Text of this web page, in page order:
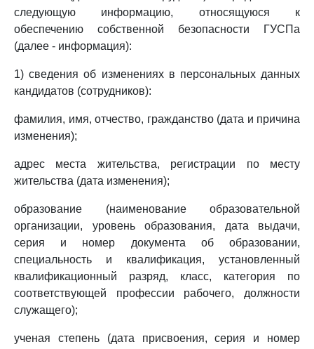
следующую информацию, относящуюся к
обеспечению собственной безопасности ГУСПа
(далее - информация):
1) сведения об изменениях в персональных данных
кандидатов (сотрудников):
фамилия, имя, отчество, гражданство (дата и причина
изменения);
адрес места жительства, регистрации по месту
жительства (дата изменения);
образование (наименование образовательной
организации, уровень образования, дата выдачи,
серия и номер документа об образовании,
специальность и квалификация, установленный
квалификационный разряд, класс, категория по
соответствующей профессии рабочего, должности
служащего);
ученая степень (дата присвоения, серия и номер